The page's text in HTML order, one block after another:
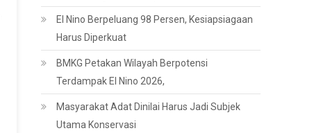
El Nino Berpeluang 98 Persen, Kesiapsiagaan
Harus Diperkuat
BMKG Petakan Wilayah Berpotensi
Terdampak El Nino 2026,
Masyarakat Adat Dinilai Harus Jadi Subjek
Utama Konservasi